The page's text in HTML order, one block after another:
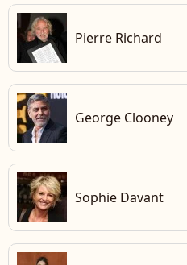
Pierre Richard
George Clooney
Sophie Davant